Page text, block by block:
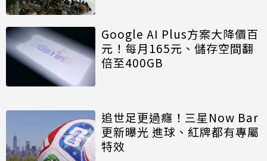
Google AI Plus方案大降價百
元！每月165元、儲存空間翻
倍至400GB
追世足更過癮！三星Now Bar
更新曝光 進球、紅牌都有專屬
特效